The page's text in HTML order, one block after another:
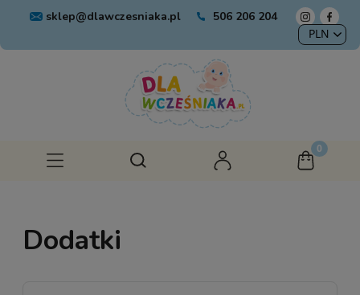
sklep@dlawczesniaka.pl 506 206 204
Dodatki